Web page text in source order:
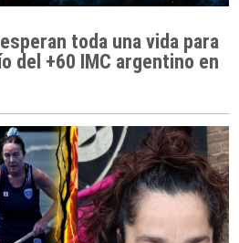
toda una vida para
del +60 IMC argentino en